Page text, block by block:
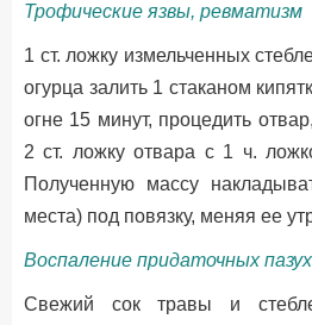
Трофические язвы, ревматизм
1 ст. ложку измельченных
огурца залить 1 стаканом
огне 15 минут, процедить
2 ст. ложку отвара с 1 ч.
Полученную массу
места) под повязку, меняя ее
Воспаление придаточных
Свежий сок травы и